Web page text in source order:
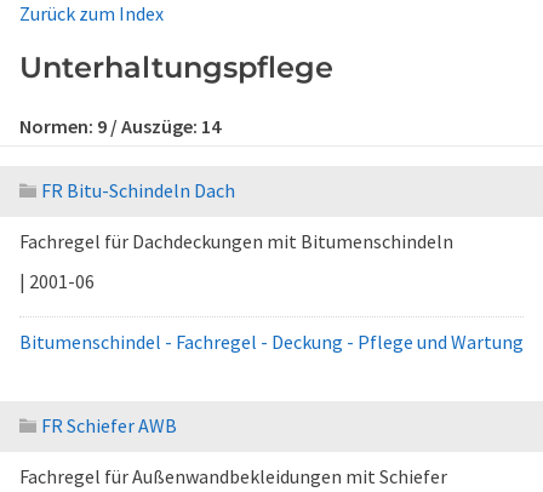
Zurück zum Index
Unterhaltungspflege
Normen: 9 / Auszüge: 14
FR Bitu-Schindeln Dach
Fachregel für Dachdeckungen mit Bitumenschindeln
| 2001-06
Bitumenschindel - Fachregel - Deckung - Pflege und Wartung
FR Schiefer AWB
Fachregel für Außenwandbekleidungen mit Schiefer